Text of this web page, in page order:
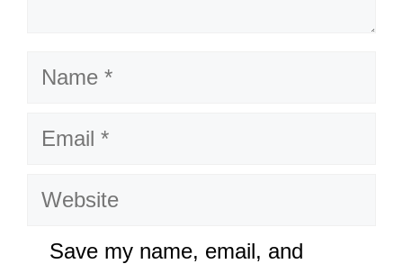
Name
Email
Website
Save my name, email, and